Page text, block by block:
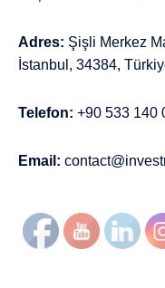
Adres: Şişli Merkez
İstanbul, 34384,
Telefon: +90 533 140
Email: